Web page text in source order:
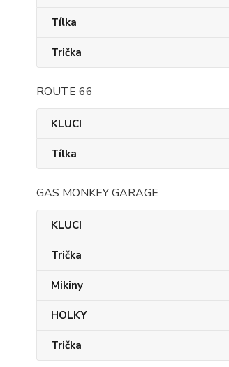
Tílka
Trička
ROUTE 66
KLUCI
Tílka
GAS MONKEY GARAGE
KLUCI
Trička
Mikiny
HOLKY
Trička